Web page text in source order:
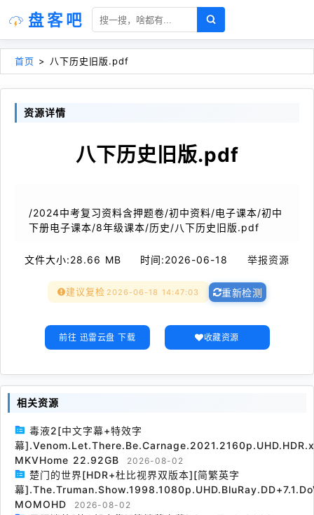
盘客吧
首页 > 八下历史旧版.pdf
资源详情
八下历史旧版.pdf
/2024中考复习资料含押题卷/初中资料/电子课本/初中
下册电子课本/8年级课本/历史/八下历史旧版.pdf
文件大小:28.66 MB 时间:2026-06-18 举报资源
建议复检 2026-06-18 14:47:03 重新检测
前往 迅雷云盘 下载 收藏资源
相关资源
毒液2[中文字幕+特效字
幕
MKVHome 22.92GB
2026-08-02
楚门的世界[HDR+杜比视界双版本][简繁英字
幕
MOMOHD
2026-08-02